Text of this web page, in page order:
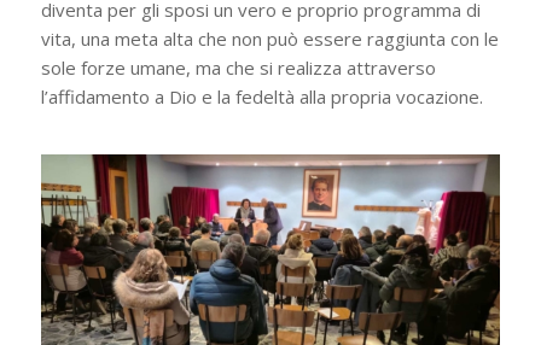
diventa per gli sposi un vero e proprio programma di
vita, una meta alta che non può essere raggiunta con le
sole forze umane, ma che si realizza attraverso
l’affidamento a Dio e la fedeltà alla propria vocazione.